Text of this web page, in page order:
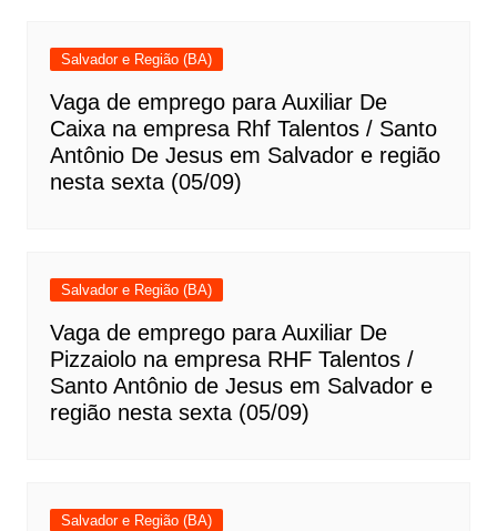
Salvador e Região (BA)
Vaga de emprego para Auxiliar De
Caixa na empresa Rhf Talentos / Santo
Antônio De Jesus em Salvador e região
nesta sexta (05/09)
Salvador e Região (BA)
Vaga de emprego para Auxiliar De
Pizzaiolo na empresa RHF Talentos /
Santo Antônio de Jesus em Salvador e
região nesta sexta (05/09)
Salvador e Região (BA)